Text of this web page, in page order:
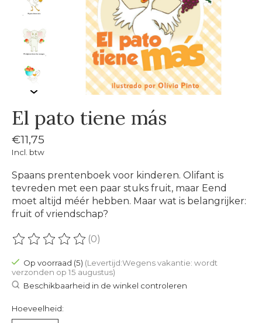
El pato tiene más
€11,75
Incl. btw
Spaans prentenboek voor kinderen. Olifant is
tevreden met een paar stuks fruit, maar Eend
moet altijd méér hebben. Maar wat is belangrijker:
fruit of vriendschap?
De beoordeling van dit product is
(0)
Op voorraad (5) (Levertijd:Wegens vakantie: wordt
verzonden op 15 augustus)
Beschikbaarheid in de winkel controleren
Hoeveelheid: